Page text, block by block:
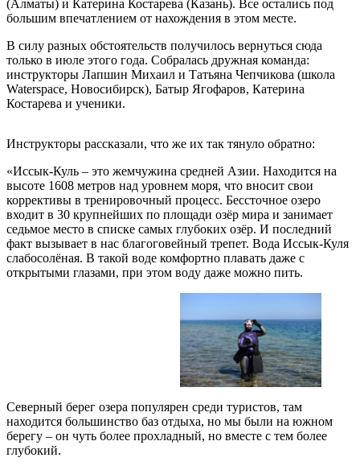
(Алматы) и Катерина Костарева (Казань). Все остались под
большим впечатлением от нахождения в этом месте.
В силу разных обстоятельств получилось вернуться сюда
только в июле этого года. Собралась дружная команда:
инструкторы Лапшин Михаил и Татьяна Чепчикова (школа
Waterspace, Новосибирск), Батыр Ягофаров, Катерина
Костарева и ученики.
Инструкторы рассказали, что же их так тянуло обратно:
«Иссык-Куль – это жемчужина средней Азии. Находится на
высоте 1608 метров над уровнем моря, что вносит свои
коррективы в тренировочный процесс. Бессточное озеро
входит в 30 крупнейших по площади озёр мира и занимает
седьмое место в списке самых глубоких озёр. И последний
факт вызывает в нас благоговейный трепет. Вода Иссык-Куля
слабосолёная. В такой воде комфортно плавать даже с
открытыми глазами, при этом воду даже можно пить.
Северный берег озера популярен среди туристов, там
находится большинство баз отдыха, но мы были на южном
берегу – он чуть более прохладный, но вместе с тем более
глубокий.